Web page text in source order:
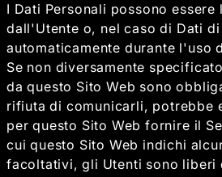
I Dati Personali possono
dall'Utente o, nel caso di Dati
automaticamente durante l'uso
Se non diversamente
da questo Sito Web sono
rifiuta di comunicarli, potrebbe
per questo Sito Web fornire il
cui questo Sito Web indichi
facoltativi, gli Utenti sono liberi